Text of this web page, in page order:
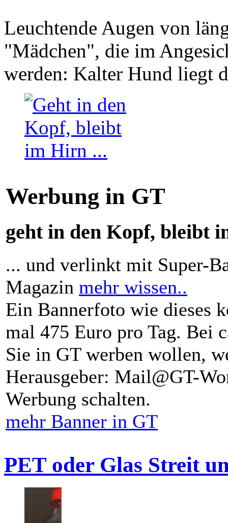
Leuchtende Augen von
"Mädchen", die im
werden: Kalter Hund liegt
Werbung in GT
geht in den Kopf, bleibt
... und verlinkt mit Super-
Magazin mehr wissen..
Ein Bannerfoto wie dieses
mal 475 Euro pro Tag. Bei
Sie in GT werben wollen,
Herausgeber: Mail@GT-
Werbung schalten.
mehr Banner in GT
PET oder Glas Streit